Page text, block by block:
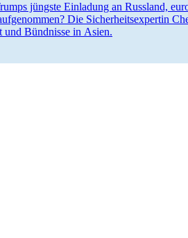
jüngste Einladung an Russland,
Die Sicher­heits­expertin
und Bündnisse in Asien.